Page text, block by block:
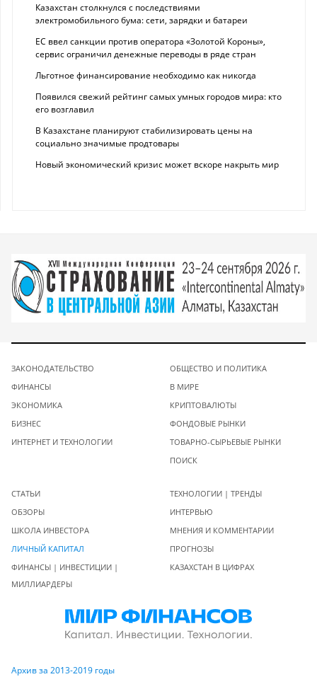
Казахстан столкнулся с последствиями
электромобильного бума: сети, зарядки и батареи
ЕС ввел санкции против оператора «Золотой Короны»,
сервис ограничил денежные переводы в ряде стран
Льготное финансирование необходимо как никогда
Появился свежий рейтинг самых умных городов мира: кто
его возглавил
В Казахстане планируют стабилизировать цены на
социально значимые продтовары
Новый экономический кризис может вскоре накрыть мир
ЗАКОНОДАТЕЛЬСТВО
ФИНАНСЫ
ЭКОНОМИКА
БИЗНЕС
ИНТЕРНЕТ И ТЕХНОЛОГИИ
ОБЩЕСТВО И ПОЛИТИКА
В МИРЕ
КРИПТОВАЛЮТЫ
ФОНДОВЫЕ РЫНКИ
ТОВАРНО-СЫРЬЕВЫЕ РЫНКИ
ПОИСК
СТАТЬИ
ОБЗОРЫ
ШКОЛА ИНВЕСТОРА
ЛИЧНЫЙ КАПИТАЛ
ФИНАНСЫ | ИНВЕСТИЦИИ |
МИЛЛИАРДЕРЫ
ТЕХНОЛОГИИ | ТРЕНДЫ
ИНТЕРВЬЮ
МНЕНИЯ И КОММЕНТАРИИ
ПРОГНОЗЫ
КАЗАХСТАН В ЦИФРАХ
Архив за 2013-2019 годы